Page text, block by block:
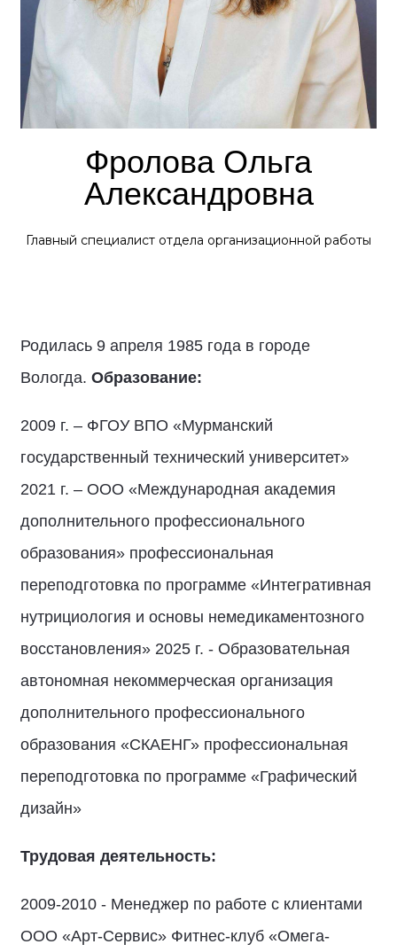
Фролова Ольга
Александровна
Главный специалист отдела организационной работы
Родилась 9 апреля 1985 года в городе
Вологда. Образование:
2009 г. – ФГОУ ВПО «Мурманский
государственный технический университет»
2021 г. – ООО «Международная академия
дополнительного профессионального
образования» профессиональная
переподготовка по программе «Интегративная
нутрициология и основы немедикаментозного
восстановления» 2025 г. - Образовательная
автономная некоммерческая организация
дополнительного профессионального
образования «СКАЕНГ» профессиональная
переподготовка по программе «Графический
дизайн»
Трудовая деятельность:
2009-2010 - Менеджер по работе с клиентами
ООО «Арт-Сервис» Фитнес-клуб «Омега-